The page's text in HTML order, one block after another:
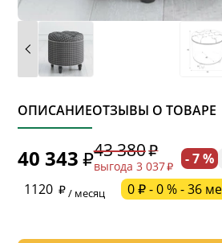
ОПИСАНИЕОТЗЫВЫ О ТОВАРЕ
40 343 43 380
выгода 3 037 - 7 %
1120
/ месяц 0 ₽ - 0 % - 36
* обязательное поле